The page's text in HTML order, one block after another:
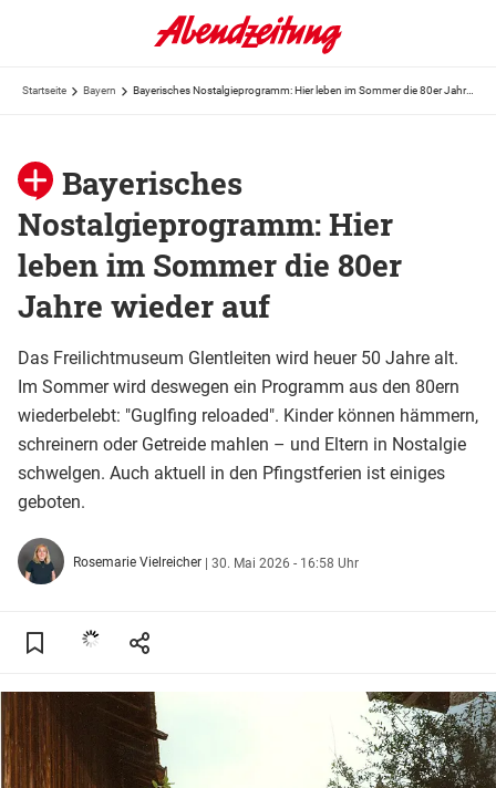
Startseite Bayern Bayerisches Nostalgieprogramm: Hier leben im Sommer die 80er Jahre wieder auf
Bayerisches
Nostalgieprogramm: Hier
leben im Sommer die 80er
Jahre wieder auf
Das Freilichtmuseum Glentleiten wird heuer 50 Jahre alt.
Im Sommer wird deswegen ein Programm aus den 80ern
wiederbelebt: "Guglfing reloaded". Kinder können hämmern,
schreinern oder Getreide mahlen – und Eltern in Nostalgie
schwelgen. Auch aktuell in den Pfingstferien ist einiges
geboten.
Rosemarie Vielreicher | 30. Mai 2026 - 16:58 Uhr